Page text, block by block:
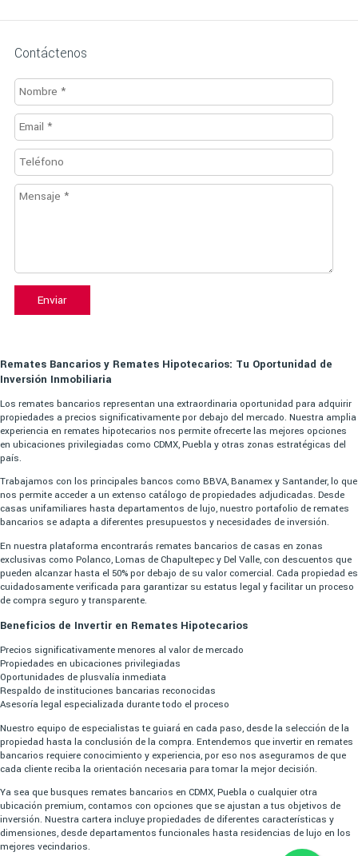
Contáctenos
Enviar
Remates Bancarios y Remates Hipotecarios: Tu Oportunidad de
Inversión Inmobiliaria
Los remates bancarios representan una extraordinaria oportunidad para adquirir
propiedades a precios significativamente por debajo del mercado. Nuestra amplia
experiencia en remates hipotecarios nos permite ofrecerte las mejores opciones
en ubicaciones privilegiadas como CDMX, Puebla y otras zonas estratégicas del
país.
Trabajamos con los principales bancos como BBVA, Banamex y Santander, lo que
nos permite acceder a un extenso catálogo de propiedades adjudicadas. Desde
casas unifamiliares hasta departamentos de lujo, nuestro portafolio de remates
bancarios se adapta a diferentes presupuestos y necesidades de inversión.
En nuestra plataforma encontrarás remates bancarios de casas en zonas
exclusivas como Polanco, Lomas de Chapultepec y Del Valle, con descuentos que
pueden alcanzar hasta el 50% por debajo de su valor comercial. Cada propiedad es
cuidadosamente verificada para garantizar su estatus legal y facilitar un proceso
de compra seguro y transparente.
Beneficios de Invertir en Remates Hipotecarios
Precios significativamente menores al valor de mercado
Propiedades en ubicaciones privilegiadas
Oportunidades de plusvalía inmediata
Respaldo de instituciones bancarias reconocidas
Asesoría legal especializada durante todo el proceso
Nuestro equipo de especialistas te guiará en cada paso, desde la selección de la
propiedad hasta la conclusión de la compra. Entendemos que invertir en remates
bancarios requiere conocimiento y experiencia, por eso nos aseguramos de que
cada cliente reciba la orientación necesaria para tomar la mejor decisión.
Ya sea que busques remates bancarios en CDMX, Puebla o cualquier otra
ubicación premium, contamos con opciones que se ajustan a tus objetivos de
inversión. Nuestra cartera incluye propiedades de diferentes características y
dimensiones, desde departamentos funcionales hasta residencias de lujo en los
mejores vecindarios.